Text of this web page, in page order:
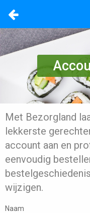
Met Bezorgland
lekkerste
account aan en
eenvoudig
wijzigen.
Naam